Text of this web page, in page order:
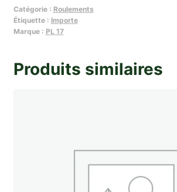
Catégorie : Roulements
Étiquette : Importe
Marque : PL 17
Produits similaires